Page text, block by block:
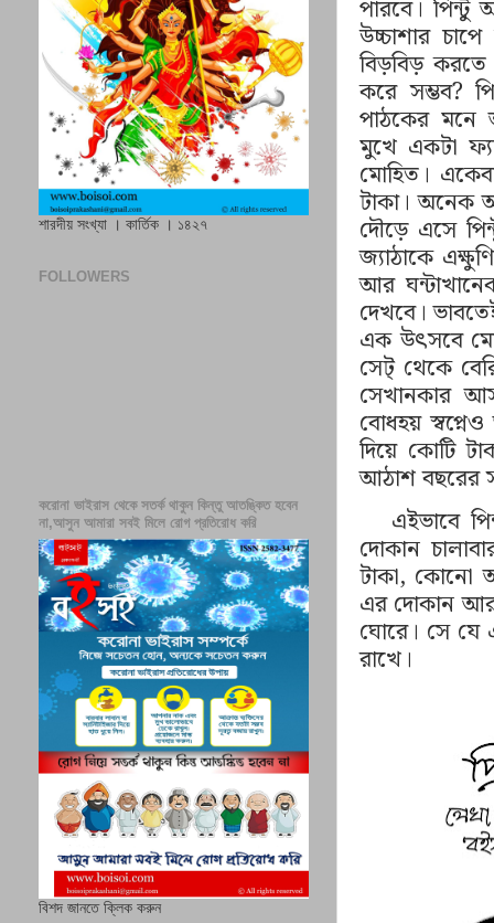
পারবে।
উচ্চাশার
বিড়বিড়
করে সম্ভব?
পাঠকের মনে
মুখে একটা
মোহিত।
টাকা। অনেক
দৌড়ে এসে
জ্যাঠাকে
আর
দেখবে।
এক উৎসবে
সেট্ থেকে
সেখানকার
বোধহয়
দিয়ে কোটি
আঠাশ বছরের
এইভাবে
দোকান
টাকা, কোনো
এর দোকান আর
ঘোরে। সে
রাখে।
শারদীয় সংখ্যা । কার্তিক । ১৪২৭
FOLLOWERS
করোনা ভাইরাস থেকে সতর্ক থাকুন কিন্তু আতঙ্কিত হবেন
না,আসুন আমারা সবই মিলে রোগ প্রতিরোধ করি
বিশদ জানতে ক্লিক করুন